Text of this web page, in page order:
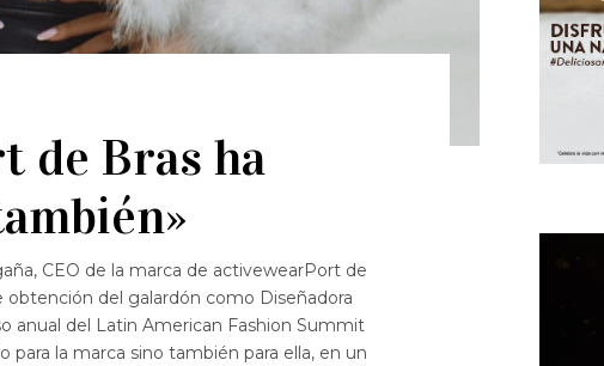
de Bras ha
CEO de la marca de activewearPort de
obtención del galardón como Diseñadora
anual del Latin American Fashion Summit
para la marca sino también para ella, en un